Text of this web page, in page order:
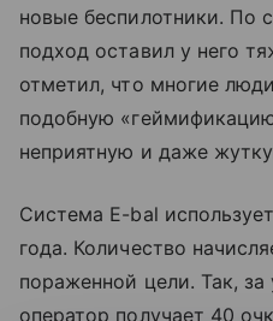
новые беспилотники. По
подход оставил у него
отметил, что многие
подобную
неприятную и даже
Система E-bal
года. Количество
пораженной цели. Так, за
оператор получает 40